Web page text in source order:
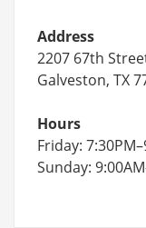
Address
2207 67th
Galveston, TX
Hours
Friday:
Sunday: